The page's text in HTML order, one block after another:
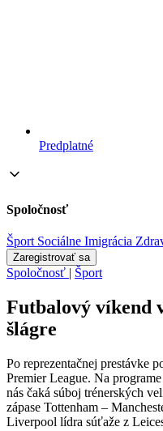
Predplatné
Spoločnosť
Šport Sociálne Imigrácia
Zaregistrovať sa
Spoločnosť | Šport
Futbalový víkend
šlágre
Po reprezentačnej prestávke
Premier League. Na
nás čaká súboj trénerských
zápase Tottenham –
Liverpool lídra súťaže z